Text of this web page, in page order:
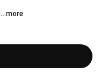
...more